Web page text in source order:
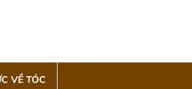
VỀ TÓC